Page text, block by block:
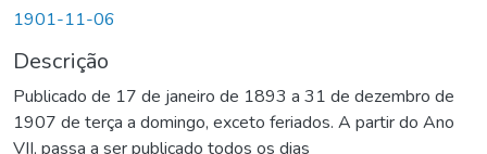
1901-11-06
Descrição
Publicado de 17 de janeiro de 1893 a 31 de dezembro de
1907 de terça a domingo, exceto feriados. A partir do Ano
VII, passa a ser publicado todos os dias